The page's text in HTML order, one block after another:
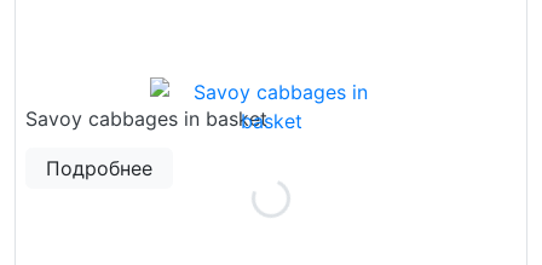
Savoy cabbages in basket
Подробнее